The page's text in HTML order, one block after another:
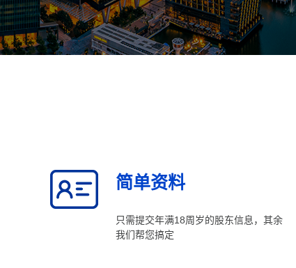
简单资料
只需提交年满18周岁的股东信息，其余
我们帮您搞定